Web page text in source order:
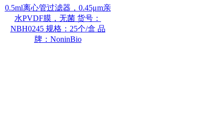
0.5ml离心管过滤器，0.45μm亲
水PVDF膜，无菌 货号：
NBH0245 规格：25个/盒 品
牌：NoninBio